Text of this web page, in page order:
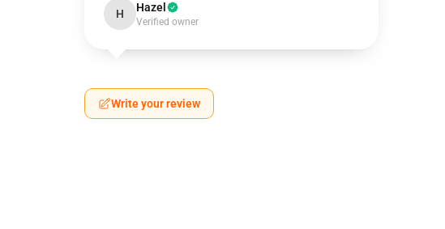
H Hazel
Verified owner
Write your review